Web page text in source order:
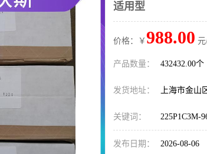
适用型
价格：￥ 988.00
产品数量： 432432.00个
发货地址： 上海市金山
关键词： 225P1C3M-
发布日期： 2026-08-06